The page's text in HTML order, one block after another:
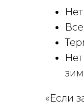
«Если